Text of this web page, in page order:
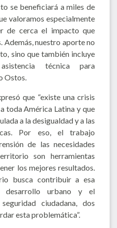
se beneficiará a miles de
valoramos especialmente
de cerca el impacto que
Además, nuestro aporte no
sino que también incluye
técnica para
Ostos.
que “existe una crisis
toda América Latina y que
a la desigualdad y a las
Por eso, el trabajo
de las necesidades
son herramientas
los mejores resultados.
busca contribuir a esa
urbano y el
ciudadana, dos
esta problemática”.